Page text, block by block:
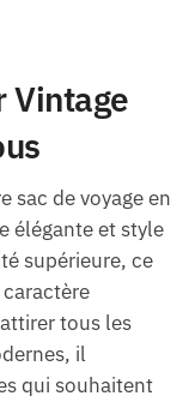
Vintage
sac de voyage en
élégante et style
supérieure, ce
tous les
il
qui souhaitent